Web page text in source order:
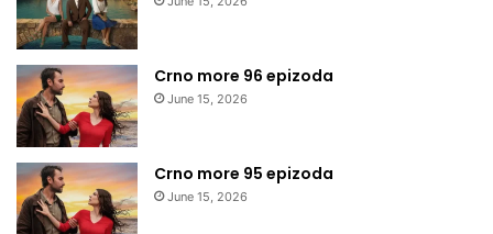
Crno more 96 epizoda
June 15, 2026
Crno more 95 epizoda
June 15, 2026